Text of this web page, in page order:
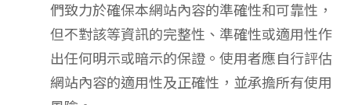
們致力於確保本網站內容的準確性和可靠性，
但不對該等資訊的完整性、準確性或適用性作
出任何明示或暗示的保證。使用者應自行評估
網站內容的適用性及正確性，並承擔所有使用